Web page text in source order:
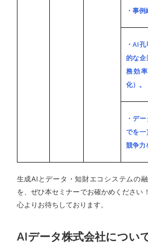
・事例
・AI
的な
務効
化）。
・デ
でを一
競争力
生成AIとデータ・知財エコシステムの
を、ぜひ本セミナーでお確かめください
心よりお待ちしております。
AIデータ株式会社につい